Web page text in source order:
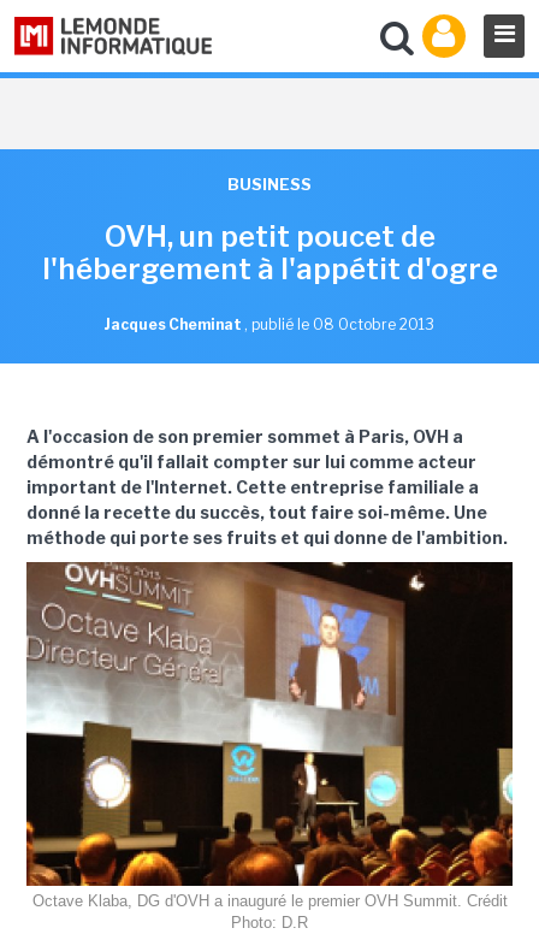
BUSINESS
OVH, un petit poucet de
l'hébergement à l'appétit d'ogre
Jacques Cheminat , publié le 08 Octobre 2013
A l'occasion de son premier sommet à Paris, OVH a
démontré qu'il fallait compter sur lui comme acteur
important de l'Internet. Cette entreprise familiale a
donné la recette du succès, tout faire soi-même. Une
méthode qui porte ses fruits et qui donne de l'ambition.
Octave Klaba, DG d'OVH a inauguré le premier OVH Summit. Crédit
Photo: D.R